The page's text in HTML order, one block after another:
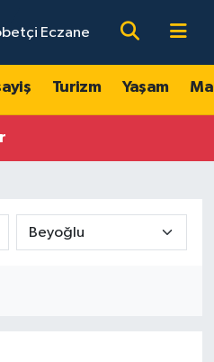
Eczane
Turizm Yaşam
ve Fikstür